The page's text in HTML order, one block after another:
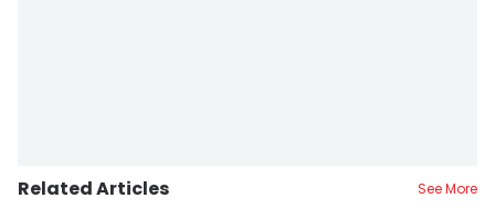
Related Articles See More